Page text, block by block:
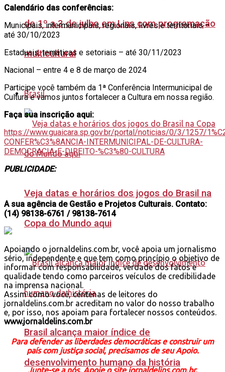
de 1º a 3 de julho em Lins com programação
multicultural
Brasil
Veja datas e horários dos jogos do Brasil na
Copa do Mundo aqui
Brasil alcança maior índice de
desenvolvimento humano da história
Calendário das conferências:
Municipais, intermunicipais, regionais, livres e territoriais –
até 30/10/2023
Estaduais, temáticas e setoriais – até 30/11/2023
Nacional – entre 4 e 8 de março de 2024
Participe você também da 1ª Conferência Intermunicipal de
Cultura e vamos juntos fortalecer a Cultura em nossa região.
Faça sua inscrição aqui:
https://www.guaicara.sp.gov.br/portal/noticias/0/3/1257/
CONFER%C3%8ANCIA-INTERMUNICIPAL-DE-CULTURA-
DEMOCRACIA-E-DIREITO-%C3%80-CULTURA
PUBLICIDADE:
A sua agência de Gestão e Projetos Culturais. Contato:
(14) 98138-6761 / 98138-7614
Apoiando o jornaldelins.com.br, você apoia um jornalismo
sério, independente e que tem como princípio o objetivo de
informar com responsabilidade, verdade dos fatos e
qualidade tendo como parceiros veículos de credibilidade
na imprensa nacional.
Assim como você, centenas de leitores do
jornaldelins.com.br acreditam no valor do nosso trabalho
e, por isso, nos apoiam para fortalecer nossos conteúdos.
www.jornaldelins.com.br
Para defender as liberdades democráticas e construir um
país com justiça social, precisamos de seu Apoio.
Junte-se a nós. Apoie o site jornaldelins.com.br.